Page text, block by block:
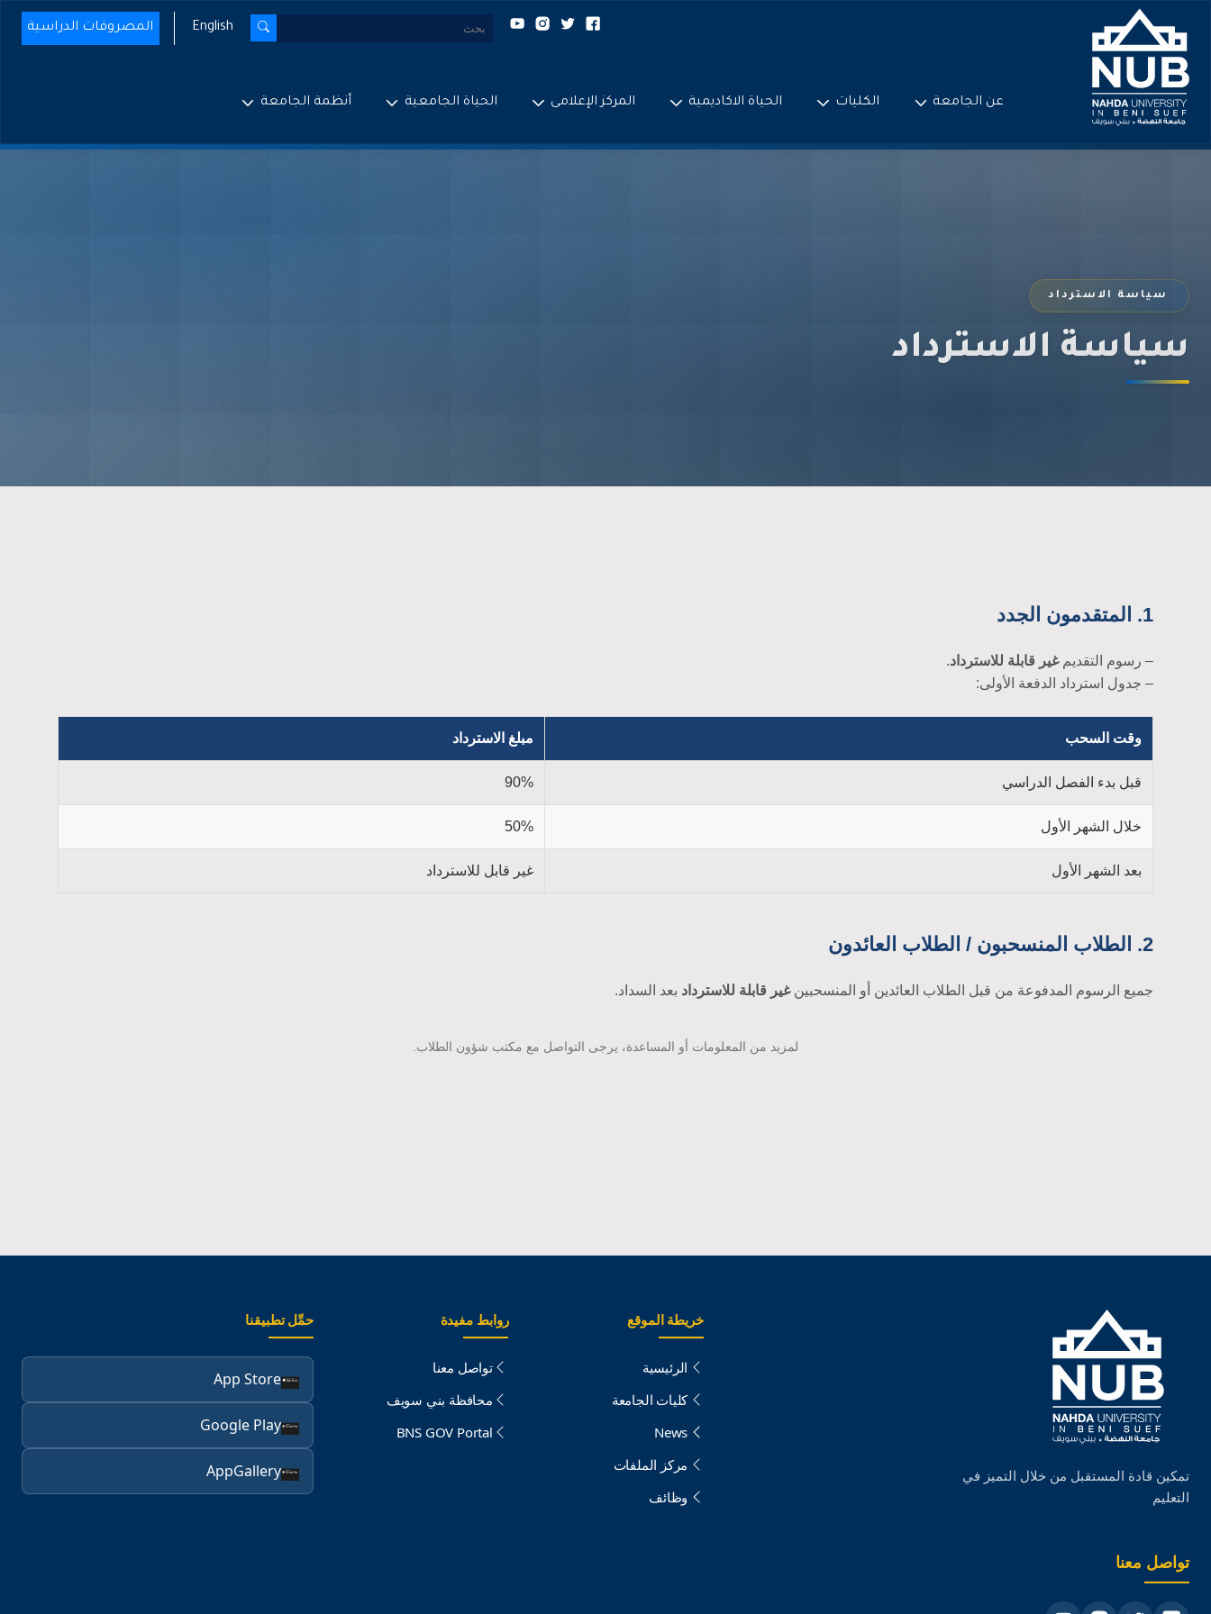
content
English المصروفات الدراسية
عن الجامعة الكليات الحياة الاكاديمية المركز الإعلامى الحياة الجامعية أنظمة الجامعة
سياسة الاسترداد
سياسة الاسترداد
1. المتقدمون الجدد
– رسوم التقديمغير قابلة للاسترداد.
– جدول استرداد الدفعة الأولى:
وقت السحب مبلغ الاسترداد
قبل بدء الفصل الدراسي 90%
خلال الشهر الأول 50%
بعد الشهر الأول غير قابل للاسترداد
2. الطلاب المنسحبون / الطلاب العائدون
جميع الرسوم المدفوعة من قبل الطلاب العائدين أو المنسحبينغير قابلة للاسترداد بعد السداد.
لمزيد من المعلومات أو المساعدة، يرجى التواصل مع مكتب شؤون الطلاب.
تمكين قادة المستقبل من خلال التميز في
التعليم
تواصل معنا
خريطة الموقع
الرئيسية
كليات الجامعة
News
مركز الملفات
وظائف
روابط مفيدة
تواصل معنا
محافظة بني سويف
BNS GOV Portal
حمِّل تطبيقنا
App Store
Google Play
AppGallery